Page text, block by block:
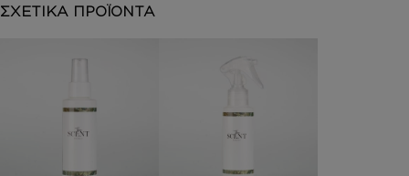
ΣΧΕΤΙΚΑ ΠΡΟΪΟΝΤΑ